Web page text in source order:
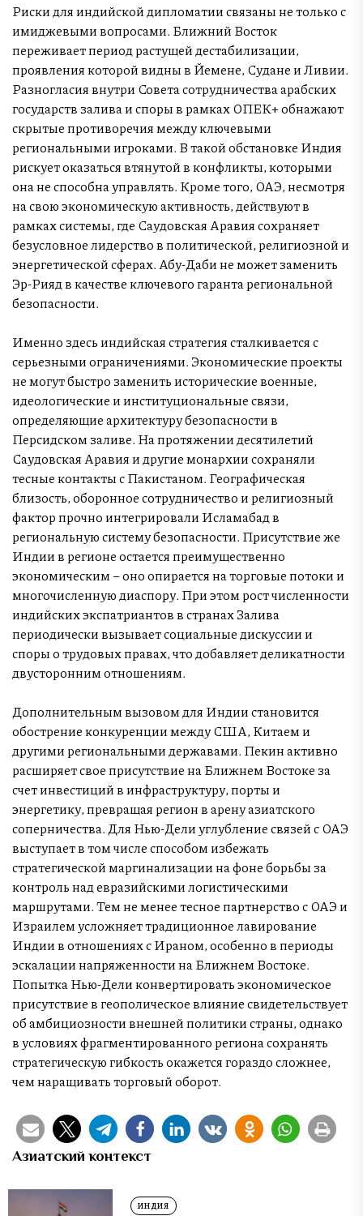
Риски для индийской дипломатии связаны не только с
имиджевыми вопросами. Ближний Восток
переживает период растущей дестабилизации,
проявления которой видны в Йемене, Судане и Ливии.
Разногласия внутри Совета сотрудничества арабских
государств залива и споры в рамках ОПЕК+ обнажают
скрытые противоречия между ключевыми
региональными игроками. В такой обстановке Индия
рискует оказаться втянутой в конфликты, которыми
она не способна управлять. Кроме того, ОАЭ, несмотря
на свою экономическую активность, действуют в
рамках системы, где Саудовская Аравия сохраняет
безусловное лидерство в политической, религиозной и
энергетической сферах. Абу-Даби не может заменить
Эр-Рияд в качестве ключевого гаранта региональной
безопасности.
Именно здесь индийская стратегия сталкивается с
серьезными ограничениями. Экономические проекты
не могут быстро заменить исторические военные,
идеологические и институциональные связи,
определяющие архитектуру безопасности в
Персидском заливе. На протяжении десятилетий
Саудовская Аравия и другие монархии сохраняли
тесные контакты с Пакистаном. Географическая
близость, оборонное сотрудничество и религиозный
фактор прочно интегрировали Исламабад в
региональную систему безопасности. Присутствие же
Индии в регионе остается преимущественно
экономическим – оно опирается на торговые потоки и
многочисленную диаспору. При этом рост численности
индийских экспатриантов в странах Залива
периодически вызывает социальные дискуссии и
споры о трудовых правах, что добавляет деликатности
двусторонним отношениям.
Дополнительным вызовом для Индии становится
обострение конкуренции между США, Китаем и
другими региональными державами. Пекин активно
расширяет свое присутствие на Ближнем Востоке за
счет инвестиций в инфраструктуру, порты и
энергетику, превращая регион в арену азиатского
соперничества. Для Нью-Дели углубление связей с ОАЭ
выступает в том числе способом избежать
стратегической маргинализации на фоне борьбы за
контроль над евразийскими логистическими
маршрутами. Тем не менее тесное партнерство с ОАЭ и
Израилем усложняет традиционное лавирование
Индии в отношениях с Ираном, особенно в периоды
эскалации напряженности на Ближнем Востоке.
Попытка Нью-Дели конвертировать экономическое
присутствие в геополическое влияние свидетельствует
об амбициозности внешней политики страны, однако
в условиях фрагментированного региона сохранять
стратегическую гибкость окажется гораздо сложнее,
чем наращивать торговый оборот.
Азиатский контекст
ИНДИЯ